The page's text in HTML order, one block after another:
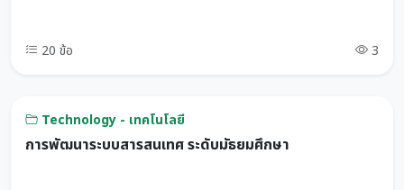
20 ข้อ 3
Technology - เทคโนโลยี
การพัฒนาระบบสารสนเทศ ระดับมัธยมศึกษา